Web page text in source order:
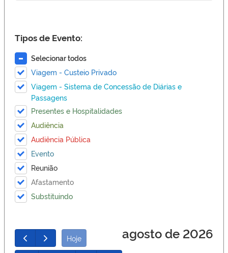
Tipos de Evento:
Selecionar todos
Viagem - Custeio Privado
Viagem - Sistema de Concessão de Diárias e
Passagens
Presentes e Hospitalidades
Audiência
Audiência Pública
Evento
Reunião
Afastamento
Substituindo
Hoje agosto de 2026